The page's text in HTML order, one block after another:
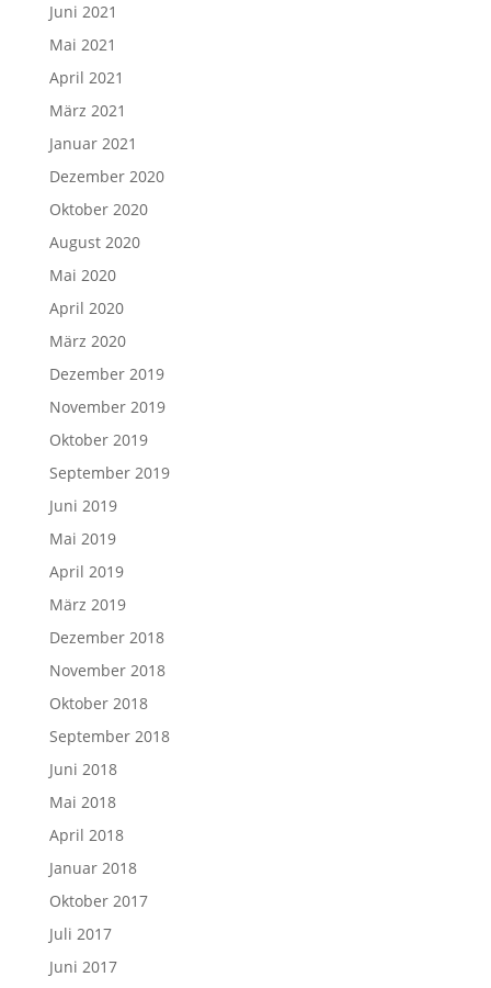
Juni 2021
Mai 2021
April 2021
März 2021
Januar 2021
Dezember 2020
Oktober 2020
August 2020
Mai 2020
April 2020
März 2020
Dezember 2019
November 2019
Oktober 2019
September 2019
Juni 2019
Mai 2019
April 2019
März 2019
Dezember 2018
November 2018
Oktober 2018
September 2018
Juni 2018
Mai 2018
April 2018
Januar 2018
Oktober 2017
Juli 2017
Juni 2017